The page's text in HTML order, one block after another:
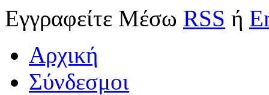
Εγγραφείτε Μέσω RSS ή
Αρχική
Σύνδεσμοι